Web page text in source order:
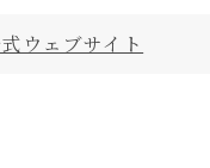
ウェブサイト